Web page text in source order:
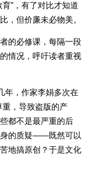
”，有了对比才知道
，但价廉未必物美。
的必修课，每隔一段
情况，呼吁读者重视
，作家李娟多次在
重，导致盗版的产
都不是最严重的后
身的质疑——既然可以
地搞原创？于是文化